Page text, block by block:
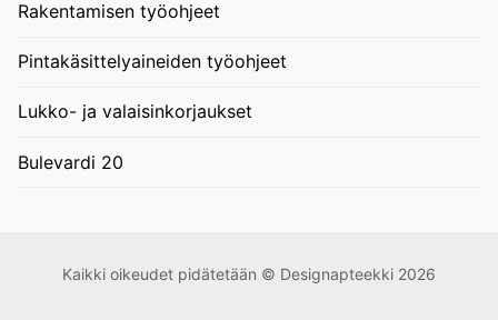
Rakentamisen työohjeet
Pintakäsittelyaineiden työohjeet
Lukko- ja valaisinkorjaukset
Bulevardi 20
Kaikki oikeudet pidätetään © Designapteekki 2026